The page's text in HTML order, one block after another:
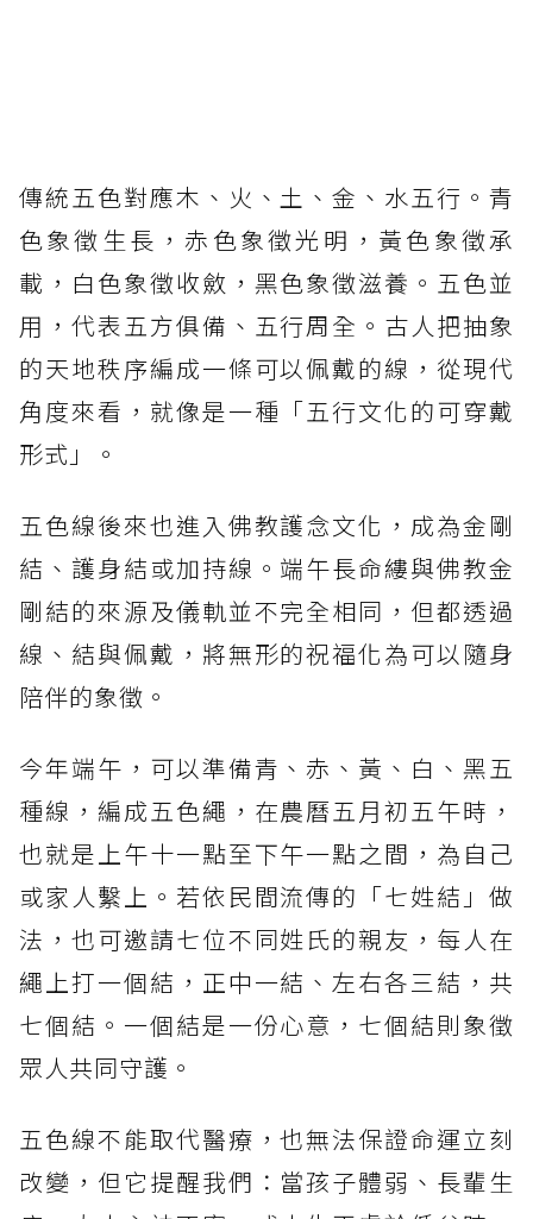
傳統五色對應木、火、土、金、水五行。青
色象徵生長，赤色象徵光明，黃色象徵承
載，白色象徵收斂，黑色象徵滋養。五色並
用，代表五方俱備、五行周全。古人把抽象
的天地秩序編成一條可以佩戴的線，從現代
角度來看，就像是一種「五行文化的可穿戴
形式」。
五色線後來也進入佛教護念文化，成為金剛
結、護身結或加持線。端午長命縷與佛教金
剛結的來源及儀軌並不完全相同，但都透過
線、結與佩戴，將無形的祝福化為可以隨身
陪伴的象徵。
今年端午，可以準備青、赤、黃、白、黑五
種線，編成五色繩，在農曆五月初五午時，
也就是上午十一點至下午一點之間，為自己
或家人繫上。若依民間流傳的「七姓結」做
法，也可邀請七位不同姓氏的親友，每人在
繩上打一個結，正中一結、左右各三結，共
七個結。一個結是一份心意，七個結則象徵
眾人共同守護。
五色線不能取代醫療，也無法保證命運立刻
改變，但它提醒我們：當孩子體弱、長輩生